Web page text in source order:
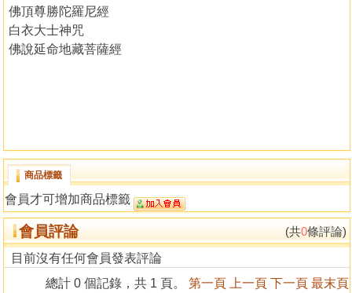
佛頂尊勝陀羅尼經
白衣大士神咒
佛說延命地藏菩薩經
商品標籤
會員才可增加商品標籤
會員評論 (共0條評論)
目前沒有任何會員發表評論
總計 0 個記錄，共 1 頁。 第一頁 上一頁 下一頁 最末頁